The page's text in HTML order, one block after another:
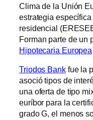
Clima de la Unión
estrategia
residencial
Forman parte de un
Hipotecaria Europea
Triodos Bankfue la
asoció tipos de
una oferta de tipo
euríbor para la
grado G, el menos